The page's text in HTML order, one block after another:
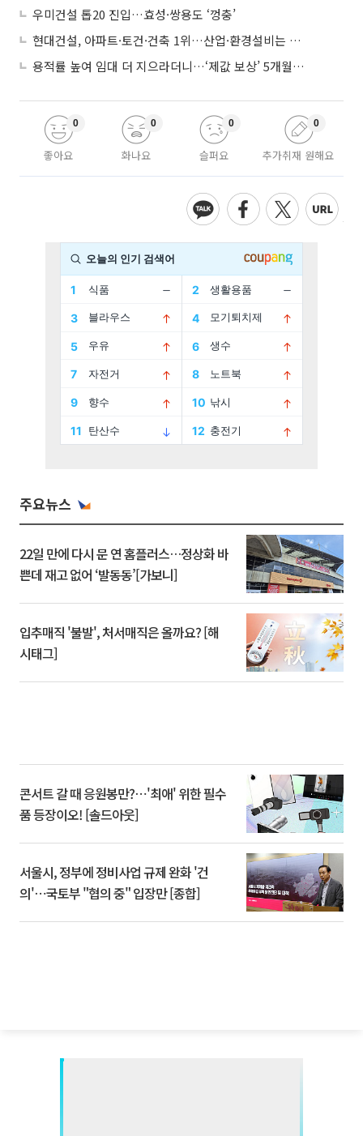
우미건설 톱20 진입…효성·쌍용도 ‘껑충’
현대건설, 아파트·토건·건축 1위…산업·환경설비는 삼성E&A
용적률 높여 임대 더 지으라더니…‘제값 보상’ 5개월째 국회에 발목
좋아요
0
화나요
0
슬퍼요
0
추가취재 원해요
0
주요뉴스
22일 만에 다시 문 연 홈플러스…정상화 바
쁜데 재고 없어 ‘발동동’[가보니]
입추매직 '불발', 처서매직은 올까요? [해
시태그]
콘서트 갈 때 응원봉만?⋯'최애' 위한 필수
품 등장이오! [솔드아웃]
서울시, 정부에 정비사업 규제 완화 '건
의'⋯국토부 "협의 중" 입장만 [종합]